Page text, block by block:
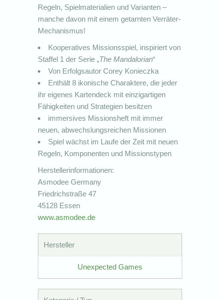
Regeln, Spielmaterialien und Varianten –
manche davon mit einem getarnten Verräter-
Mechanismus!
Kooperatives Missionsspiel, inspiriert von
Staffel 1 der Serie „The Mandalorian“
Von Erfolgsautor Corey Konieczka
Enthält 8 ikonische Charaktere, die jeder
ihr eigenes Kartendeck mit einzigartigen
Fähigkeiten und Strategien besitzen
immersives Missionsheft mit immer
neuen, abwechslungsreichen Missionen
Spiel wächst im Laufe der Zeit mit neuen
Regeln, Komponenten und Missionstypen
Herstellerinformationen:
Asmodee Germany
Friedrichstraße 47
45128 Essen
www.asmodee.de
Hersteller
Unexpected Games